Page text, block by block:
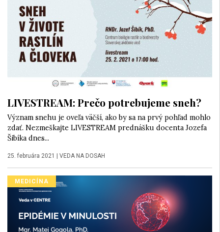
LIVESTREAM: Prečo potrebujeme sneh?
Význam snehu je oveľa väčší, ako by sa na prvý pohľad mohlo
zdať. Nezmeškajte LIVESTREAM prednášku docenta Jozefa
Šibíka dnes...
25. februára 2021 | VEDA NA DOSAH
MEDICÍNA